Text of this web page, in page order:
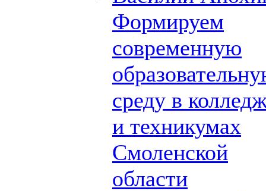
Формируем
современную
среду в
и техникумах
Смоленской
области